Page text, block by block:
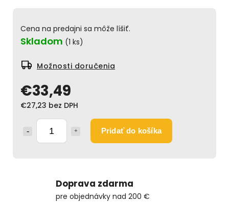
€33,49
€27,23 bez DPH
Pridať do košíka
Cena na predajni sa môže líšiť.
Skladom (1 ks)
Možnosti doručenia
Doprava zdarma
pre objednávky nad 200 €